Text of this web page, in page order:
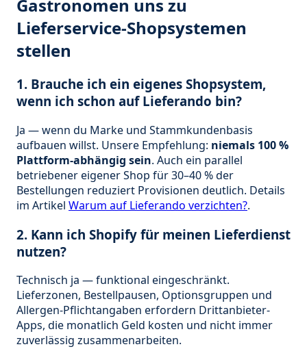
Gastronomen uns zu
Lieferservice-Shopsystemen
stellen
1. Brauche ich ein eigenes Shopsystem,
wenn ich schon auf Lieferando bin?
Ja — wenn du Marke und Stammkundenbasis
aufbauen willst. Unsere Empfehlung: niemals 100 %
Plattform-abhängig sein. Auch ein parallel
betriebener eigener Shop für 30–40 % der
Bestellungen reduziert Provisionen deutlich. Details
im Artikel Warum auf Lieferando verzichten?.
2. Kann ich Shopify für meinen Lieferdienst
nutzen?
Technisch ja — funktional eingeschränkt.
Lieferzonen, Bestellpausen, Optionsgruppen und
Allergen-Pflichtangaben erfordern Drittanbieter-
Apps, die monatlich Geld kosten und nicht immer
zuverlässig zusammenarbeiten.